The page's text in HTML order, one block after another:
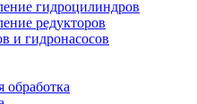
гидроцилиндров
редукторов
и гидронасосов
обработка